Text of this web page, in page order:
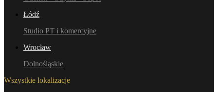
Łódź
Studio PT i komercyjne
Wrocław
Dolnośląskie
Wszystkie lokalizacje